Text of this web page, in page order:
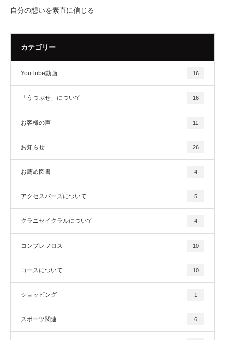
自分の想いを素直に信じる
カテゴリー
YouTube動画 16
「うつぶせ」について 16
お客様の声 11
お知らせ 26
お薦め図書 4
アクセスバーズについて 5
クラニセイクラルについて 4
コンプレフロス 10
コースについて 10
ショッピング 1
スポーツ関連 6